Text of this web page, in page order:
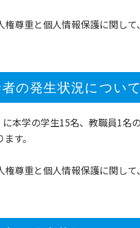
尊重と個人情報保護に関して
の発生状況について
本学の学生15名、教職員1名
す。
尊重と個人情報保護に関して